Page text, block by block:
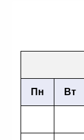
Пн Вт